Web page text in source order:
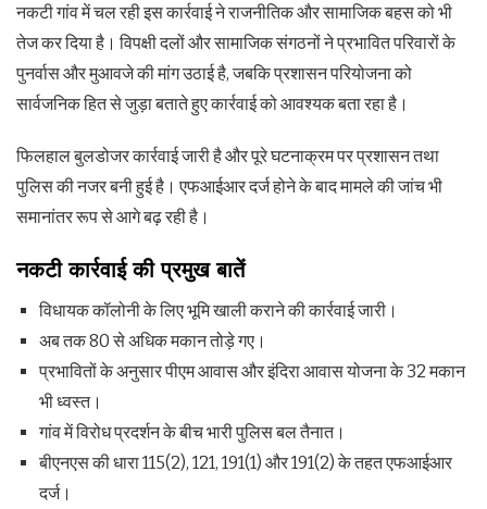
नकटी गांव में चल रही इस कार्रवाई ने राजनीतिक और सामाजिक बहस को भी
तेज कर दिया है। विपक्षी दलों और सामाजिक संगठनों ने प्रभावित परिवारों के
पुनर्वास और मुआवजे की मांग उठाई है, जबकि प्रशासन परियोजना को
सार्वजनिक हित से जुड़ा बताते हुए कार्रवाई को आवश्यक बता रहा है।
फिलहाल बुलडोजर कार्रवाई जारी है और पूरे घटनाक्रम पर प्रशासन तथा
पुलिस की नजर बनी हुई है। एफआईआर दर्ज होने के बाद मामले की जांच भी
समानांतर रूप से आगे बढ़ रही है।
नकटी कार्रवाई की प्रमुख बातें
विधायक कॉलोनी के लिए भूमि खाली कराने की कार्रवाई जारी।
अब तक 80 से अधिक मकान तोड़े गए।
प्रभावितों के अनुसार पीएम आवास और इंदिरा आवास योजना के 32 मकान
भी ध्वस्त।
गांव में विरोध प्रदर्शन के बीच भारी पुलिस बल तैनात।
बीएनएस की धारा 115(2), 121, 191(1) और 191(2) के तहत एफआईआर
दर्ज।